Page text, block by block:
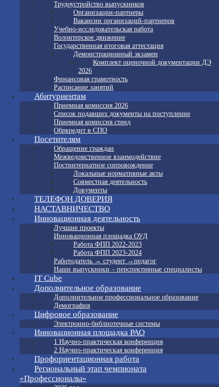
Трудоустройство выпускников
Организации-партнеры
Вакансии организаций-партнеров
Учебно-исследовательская работа
Волонтерское движение
Государственная итоговая аттестация
Демонстрационный экзамен
Комплект оценочной документации ДЭ
2026
Финансовая грамотность
Расписание занятий
Абитуриентам
Приемная комиссия 2026
Список подавших документы на поступление
Приемная комиссия стенд
Обркредит в СПО
Посетителям
Обращение граждан
Межведомственное взаимодействие
Постинтернатное сопровождение
Локальные нормативные акты
Совместная деятельность
Документы
ТЕЛЕФОН ДОВЕРИЯ
НАСТАВНИЧЕСТВО
Инновационная деятельность
Лучшие проекты
Инновационная площадка ОУД
Работа ФПП 2022-2023
Работа ФПП 2023-2024
Работодатель → студент →педагог
Наши выпускники – перспективные специалисты
IT Cube
Дополнительное образование
Дополнительное профессиональное образование
Демография
Цифровое образование
Электронно-библиотечные системы
Инновационная площадка РАО
1 Научно-практическая конференция
2 Научно-практическая конференция
Профориентационная работа
Региональный этап чемпионата
«Профессионалы»